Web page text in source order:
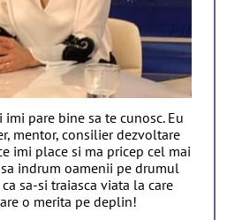
imi pare bine sa te cunosc. Eu
mentor, consilier dezvoltare
imi place si ma pricep cel mai
indrum oamenii pe drumul
sa-si traiasca viata la care
o merita pe deplin!